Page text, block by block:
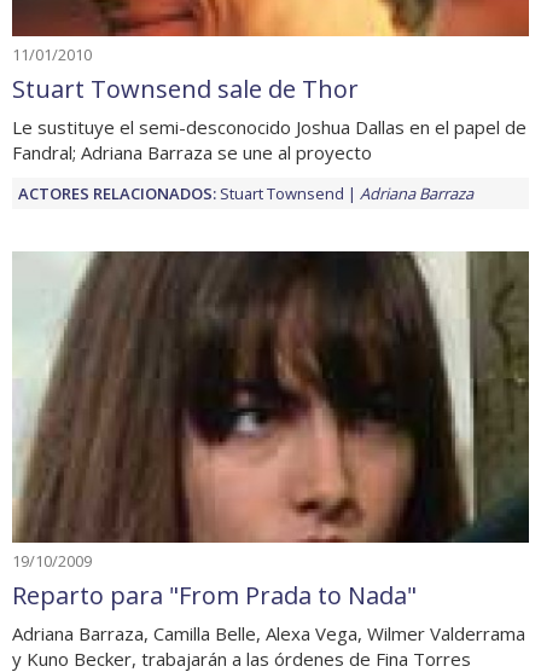
11/01/2010
Stuart Townsend sale de Thor
Le sustituye el semi-desconocido Joshua Dallas en el papel de
Fandral; Adriana Barraza se une al proyecto
ACTORES RELACIONADOS: Stuart Townsend Adriana Barraza
19/10/2009
Reparto para "From Prada to Nada"
Adriana Barraza, Camilla Belle, Alexa Vega, Wilmer Valderrama
y Kuno Becker, trabajarán a las órdenes de Fina Torres